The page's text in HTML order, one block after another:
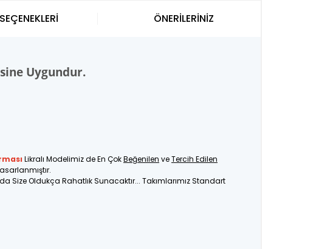
Uygundur.
Likralı Modelimiz de En ÇokBeğenilen veTercih Edilen
Size Oldukça Rahatlık Sunacaktır... Takımlarımız Standart
ÖNERİLERİNİZ